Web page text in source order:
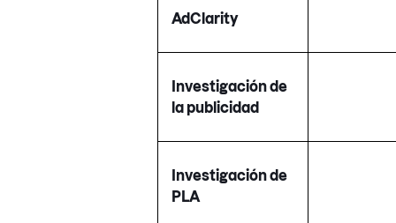
AdClarity
Investigación de
la publicidad
Investigación de
PLA